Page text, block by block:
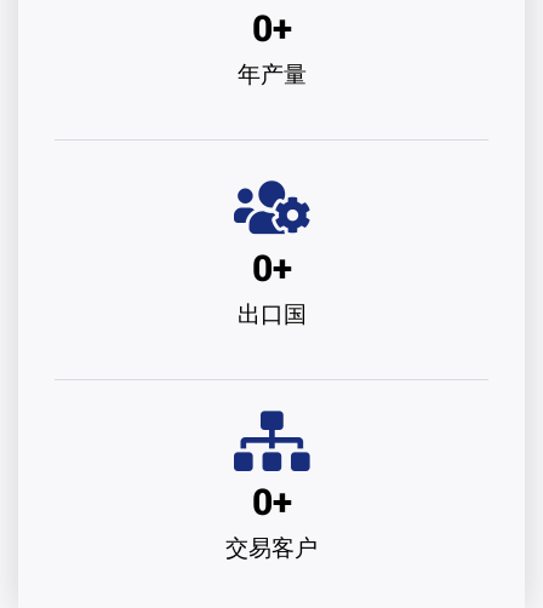
年产量
0+
出口国
0+
交易客户
0+